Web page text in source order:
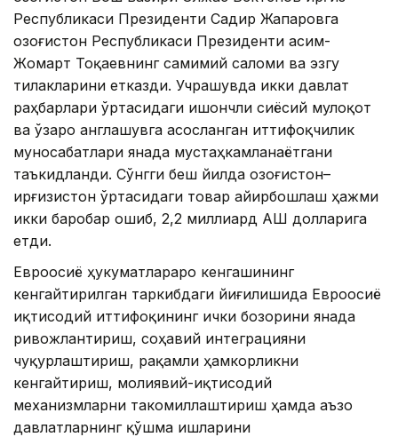
Республикаси Президенти Садир Жапаровга
Қозоғистон Республикаси Президенти Қасим-
Жомарт Тоқаевнинг самимий саломи ва эзгу
тилакларини етказди. Учрашувда икки давлат
раҳбарлари ўртасидаги ишончли сиёсий мулоқот
ва ўзаро англашувга асосланган иттифоқчилик
муносабатлари янада мустаҳкамланаётгани
таъкидланди. Сўнгги беш йилда Қозоғистон–
Қирғизистон ўртасидаги товар айирбошлаш ҳажми
икки баробар ошиб, 2,2 миллиард АҚШ долларига
етди.
Евроосиё ҳукуматлараро кенгашининг
кенгайтирилган таркибдаги йиғилишида Евроосиё
иқтисодий иттифоқининг ички бозорини янада
ривожлантириш, соҳавий интеграцияни
чуқурлаштириш, рақамли ҳамкорликни
кенгайтириш, молиявий-иқтисодий
механизмларни такомиллаштириш ҳамда аъзо
давлатларнинг қўшма ишларини